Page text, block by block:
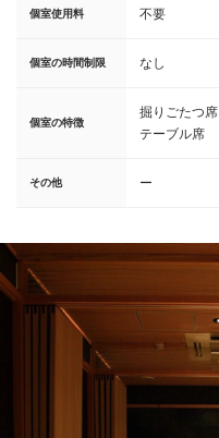
個室使用料 不要
個室の時間制限 なし
個室の特徴
掘りごたつ席
テーブル席
その他 ー